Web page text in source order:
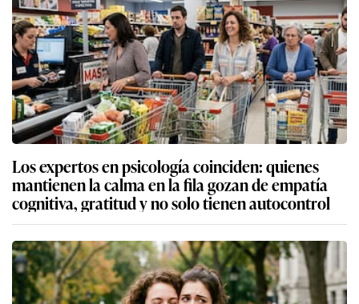
Los expertos en psicología coinciden: quienes
mantienen la calma en la fila gozan de empatía
cognitiva, gratitud y no solo tienen autocontrol